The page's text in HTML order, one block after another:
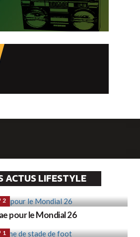
ACTUS LIFESTYLE
2
pour le Mondial 26
1